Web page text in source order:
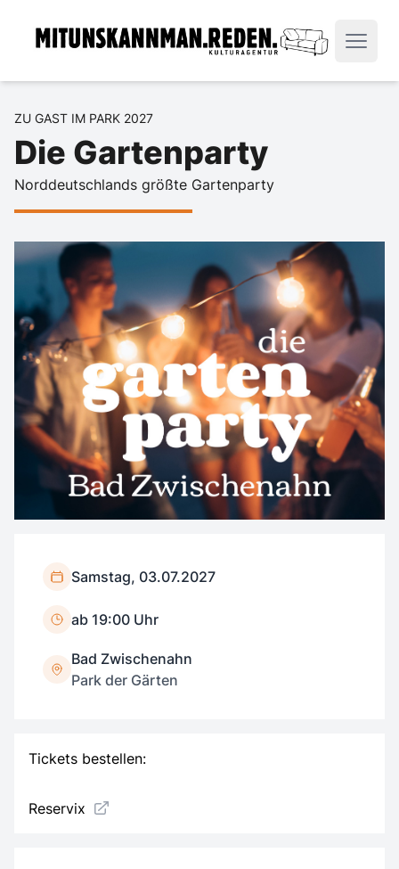
ZU GAST IM PARK 2027
Die Gartenparty
Norddeutschlands größte Gartenparty
Samstag, 03.07.2027
ab 19:00 Uhr
Bad Zwischenahn
Park der Gärten
Tickets bestellen:
Reservix